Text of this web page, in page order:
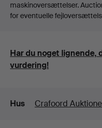
maskinoversættelser.
for eventuelle
Har du noget lignende,
vurdering!
Detaljer
Hus Crafoord